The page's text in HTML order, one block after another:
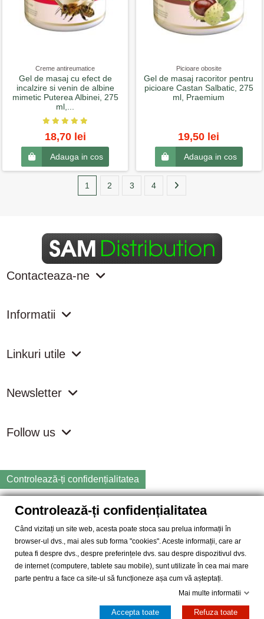
Creme antireumatice
Gel de masaj cu efect de
incalzire si venin de albine
mimetic Puterea Albinei, 275
ml,...
18,70 lei
Adauga in cos
Picioare obosite
Gel de masaj racoritor pentru
picioare Castan Salbatic, 275
ml, Praemium
19,50 lei
Adauga in cos
1 2 3 4
Contacteaza-ne
Informatii
Linkuri utile
Newsletter
Follow us
Controlează-ți confidențialitatea
Copyright
2026 samdistribution.ro - Magazin online cu Produse
SAM DISTRIBUTION S.R.L.- Cod fiscal: RO14935035, Registrul
Comertului: J40/10004/2002, Adresa: Str. Dimieni, nr. 7, Bucuresti,
sector 5.
Controlează-ți confidențialitatea
Când vizitați un site web, acesta poate stoca sau prelua informații în
browser-ul dvs., mai ales sub forma "cookies". Aceste informații, care ar
putea fi despre dvs., despre preferințele dvs. sau despre dispozitivul dvs.
de internet (computere, tablete sau mobile), sunt utilizate în cea mai mare
parte pentru a face ca site-ul să funcționeze așa cum vă așteptați.
Mai multe informatii
Accepta toate Refuza toate